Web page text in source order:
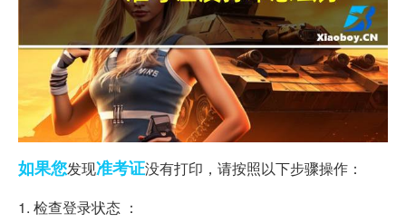
如果您发现准考证没有打印，请按照以下步骤操作：
1. 检查登录状态 ：